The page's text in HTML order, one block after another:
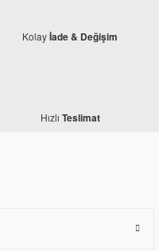
Kolayİade & Değişim
Hızlı Teslimat